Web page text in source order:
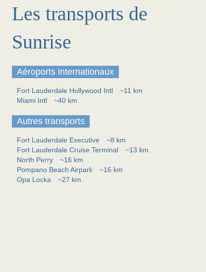
Les transports de
Sunrise
Aéroports internationaux
Fort Lauderdale Hollywood Intl
~11 km
Miami Intl
~40 km
Autres transports
Fort Lauderdale Executive
~8 km
Fort Lauderdale Cruise Terminal
~13 km
North Perry
~16 km
Pompano Beach Airpark
~16 km
Opa Locka
~27 km